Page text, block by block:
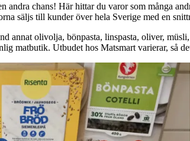
andra chans! Här hittar du varor som många
säljs till kunder över hela Sverige med en
annat olivolja, bönpasta, linspasta, oliver,
matbutik. Utbudet hos Matsmart varierar, så